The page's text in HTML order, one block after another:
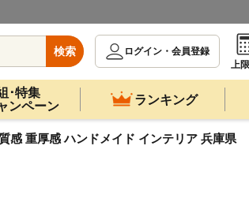
検索
ログイン・会員登録
上
･特集
ンペーン
ランキング
重厚感 ハンドメイド インテリア 兵庫県